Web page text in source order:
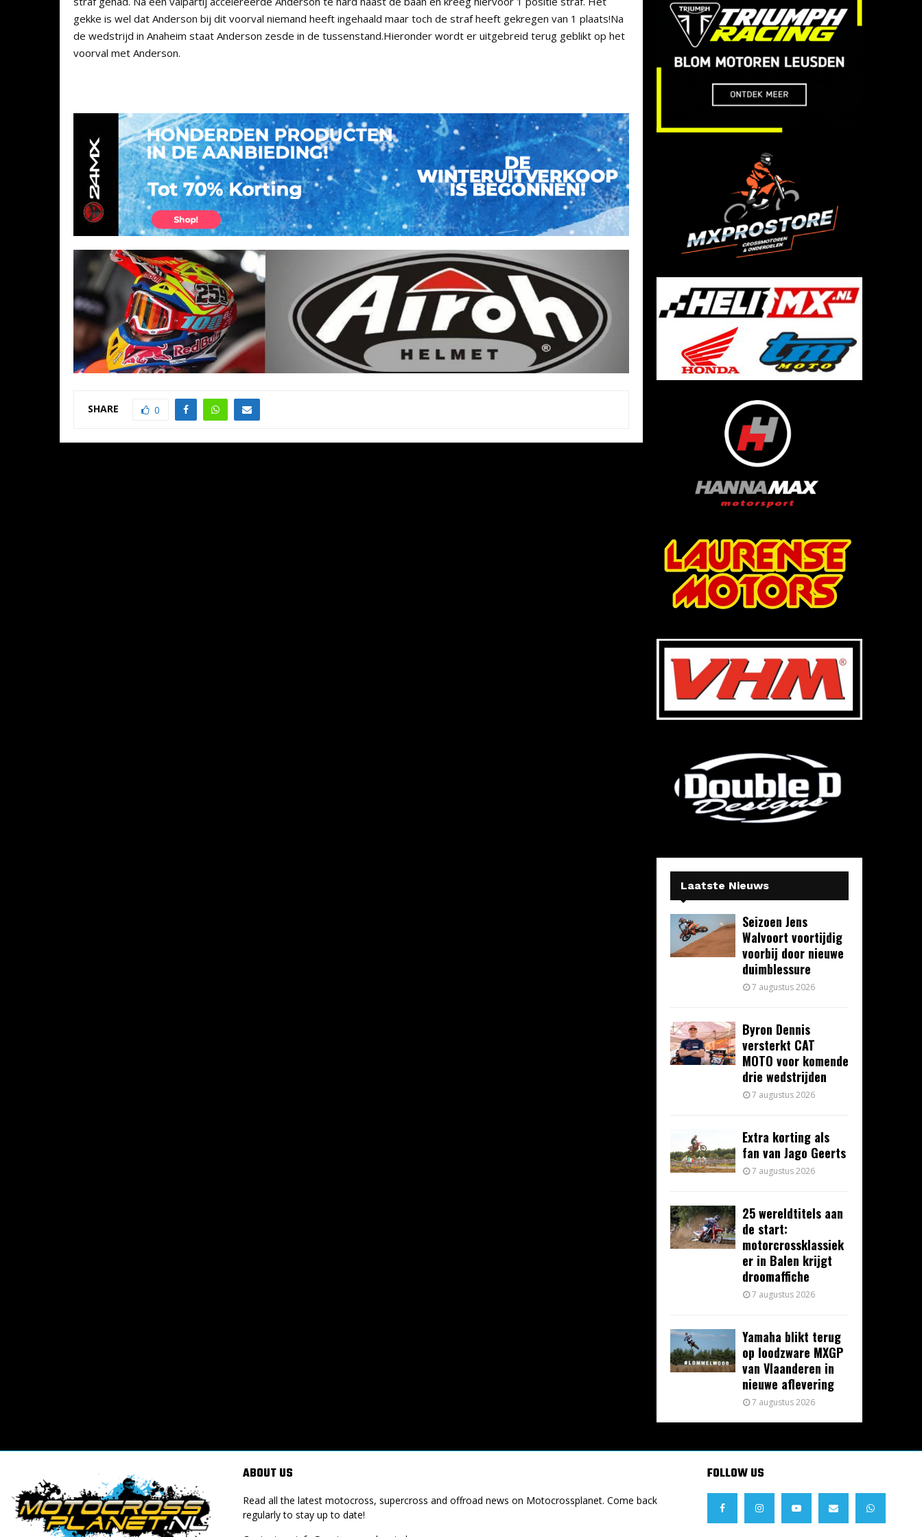
gekke is wel dat Anderson bij dit voorval niemand heeft ingehaald maar toch de straf heeft gekregen van 1 plaats!Na
de wedstrijd in Anaheim staat Anderson zesde in de tussenstand.Hieronder wordt er uitgebreid terug geblikt op het
voorval met Anderson.
SHARE 0
Laatste Nieuws
Seizoen Jens
Walvoort voortijdig
voorbij door nieuwe
duimblessure
7 augustus 2026
Byron Dennis
versterkt CAT
MOTO voor komende
drie wedstrijden
7 augustus 2026
Extra korting als
fan van Jago Geerts
7 augustus 2026
25 wereldtitels aan
de start:
motorcrossklassiek
er in Balen krijgt
droomaffiche
7 augustus 2026
Yamaha blikt terug
op loodzware MXGP
van Vlaanderen in
nieuwe aflevering
7 augustus 2026
ABOUT US
Read all the latest motocross, supercross and offroad news on Motocrossplanet. Come back
regularly to stay up to date!
FOLLOW US